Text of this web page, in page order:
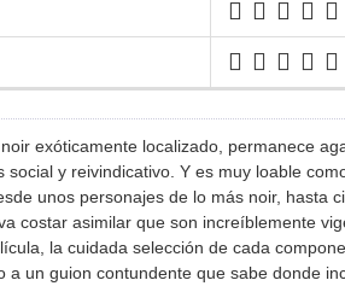
exóticamente localizado, permanece
y reivindicativo. Y es muy loable
unos personajes de lo más noir, hasta
costar asimilar que son increíblemente
la cuidada selección de cada
a un guion contundente que sabe donde